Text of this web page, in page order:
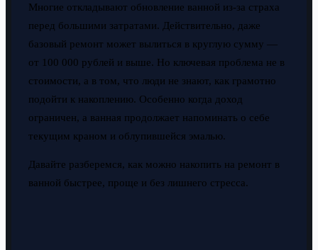
Многие откладывают обновление ванной из-за страха
перед большими затратами. Действительно, даже
базовый ремонт может вылиться в круглую сумму —
от 100 000 рублей и выше. Но ключевая проблема не в
стоимости, а в том, что люди не знают, как грамотно
подойти к накоплению. Особенно когда доход
ограничен, а ванная продолжает напоминать о себе
текущим краном и облупившейся эмалью.
Давайте разберемся, как можно накопить на ремонт в
ванной быстрее, проще и без лишнего стресса.